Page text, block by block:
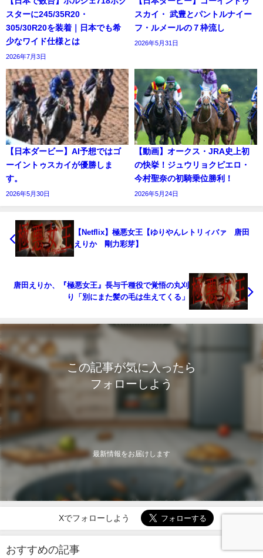
スターに245/35R20・
305/30R20を装着｜日本でも希
少なワイド仕様とは
2026年7月3日
スカイ・ 武豊とパントルナイー
フ・ルメールの７枠流し
2026年5月31日
【日本ダービー】AI予想ではゴ
ーイントゥスカイが優勝しま
す。
2026年5月30日
【動画】オークス・JRA史上初
の快挙！ジュウリョクピエロ・
今村聖奈の初騎乗位勝利！
2026年5月24日
【Netflix】極悪女王【ゆりやんレトリィバァ 唐田
えりか 剛力彩芽】
唐田えりか、『極悪女王』長与千種役で覚悟の丸刈
り「別にまた髪の毛は生えてくる」
この記事が気に入ったら
フォローしよう
最新情報をお届けします
Xでフォローしよう
おすすめの記事